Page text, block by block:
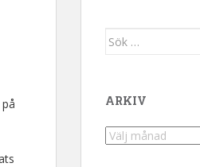
Sök efter:
ARKIV
Arkiv